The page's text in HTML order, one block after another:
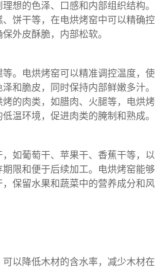
想的色泽、口感和内部组织结构。
饼干等，在电烘烤窑中可以精确控
外皮酥脆，内部松软。
。电烘烤窑可以精准调控温度，使
和脆皮，同时保持内部鲜嫩多汁。
的肉类，如腊肉、火腿等，电烘烤
温环境，促进肉类的腌制和熟成。
如葡萄干、苹果干、香蕉干等，以
限和便于后续加工。电烘烤窑能够
保留水果和蔬菜中的营养成分和风
以降低木材的含水率，减少木材在